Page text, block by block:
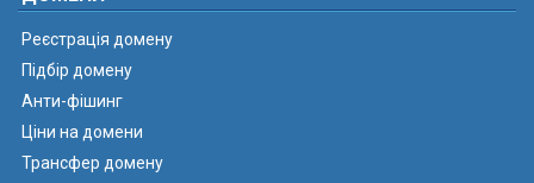
Реєстрація домену
Підбір домену
Анти-фішинг
Ціни на домени
Трансфер домену